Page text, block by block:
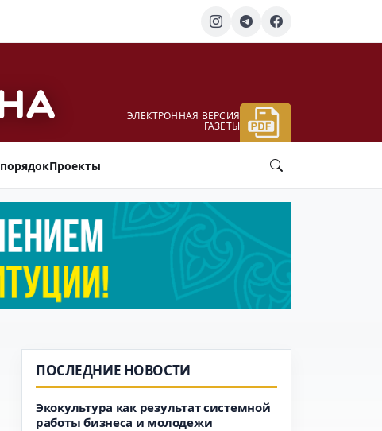
ЭЛЕКТРОННАЯ ВЕРСИЯ
ГАЗЕТЫ
Проекты
ПОСЛЕДНИЕ НОВОСТИ
Экокультура как результат системной
работы бизнеса и молодежи